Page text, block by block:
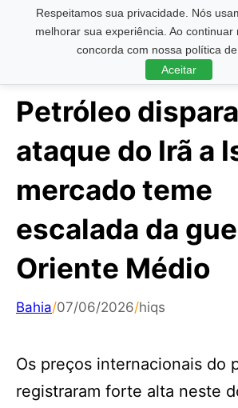
Respeitamos sua privacidade. Nós
melhorar sua experiência. Ao continuar
concorda com nossa política de
Aceitar
Pesquisar ...
Petróleo
ataque do Irã a
mercado teme
escalada da
Oriente Médio
Bahia/07/06/2026/hiqs
Os preços internacionais do
registraram forte alta neste